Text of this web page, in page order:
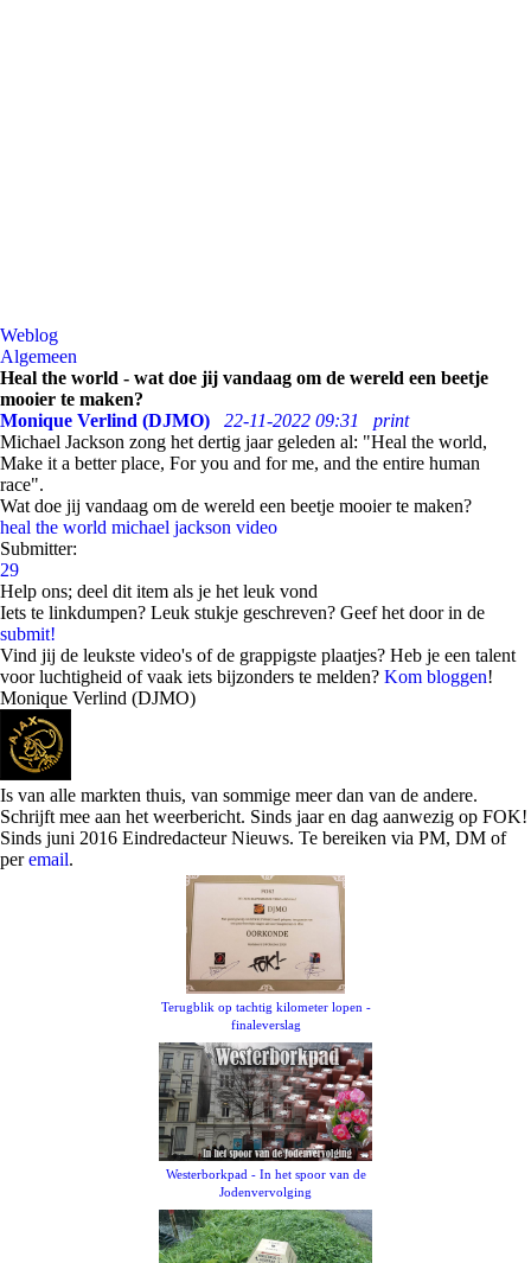
Weblog
Algemeen
Heal the world - wat doe jij vandaag om de wereld een beetje
mooier te maken?
Monique Verlind (DJMO)
22-11-2022 09:31
print
Michael Jackson zong het dertig jaar geleden al: "Heal the world,
Make it a better place, For you and for me, and the entire human
race".
Wat doe jij vandaag om de wereld een beetje mooier te maken?
heal the world michael jackson video
Submitter:
29
Help ons; deel dit item als je het leuk vond
Iets te linkdumpen? Leuk stukje geschreven? Geef het door in de
submit!
Vind jij de leukste video's of de grappigste plaatjes? Heb je een talent
voor luchtigheid of vaak iets bijzonders te melden? Kom bloggen!
Monique Verlind (DJMO)
Is van alle markten thuis, van sommige meer dan van de andere.
Schrijft mee aan het weerbericht. Sinds jaar en dag aanwezig op FOK!
Sinds juni 2016 Eindredacteur Nieuws. Te bereiken via PM, DM of
peremail.
Terugblik op tachtig kilometer lopen -
finaleverslag
Westerborkpad - In het spoor van de
Jodenvervolging